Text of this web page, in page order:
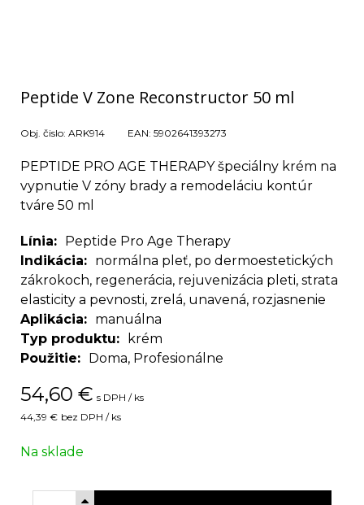
Peptide V Zone Reconstructor 50 ml
Obj. čislo: ARK914 EAN: 5902641393273
PEPTIDE PRO AGE THERAPY špeciálny krém na
vypnutie V zóny brady a remodeláciu kontúr
tváre 50 ml
Línia
Peptide Pro Age Therapy
Indikácia
normálna pleť, po dermoestetických
zákrokoch, regenerácia, rejuvenizácia pleti, strata
elasticity a pevnosti, zrelá, unavená, rozjasnenie
Aplikácia
manuálna
Typ produktu
krém
Použitie
Doma, Profesionálne
54,60 € s DPH / ks
44,39 € bez DPH / ks
Na sklade